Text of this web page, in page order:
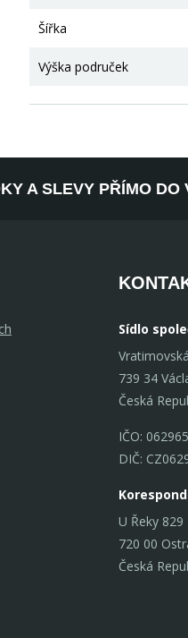
Šířka
Výška područek
A SLEVY PŘÍMO DO
Sídlo
739 34
Česká
IČO:
DIČ:
U Řeky 829
720 00
Česká